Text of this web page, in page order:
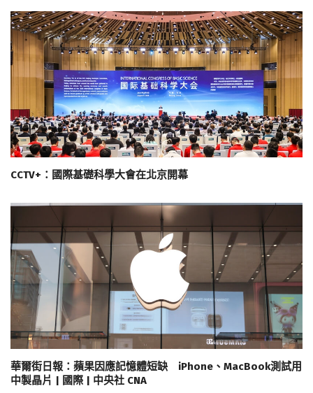
CCTV+：國際基礎科學大會在北京開幕
華爾街日報：蘋果因應記憶體短缺 iPhone、MacBook測試用
中製晶片 | 國際 | 中央社 CNA